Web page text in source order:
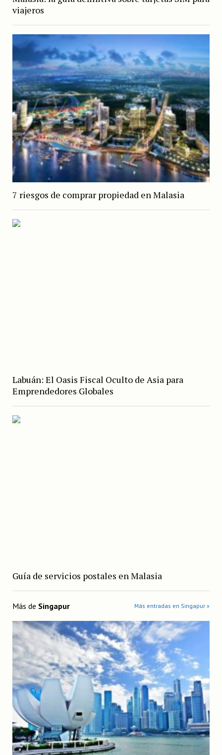
viajeros
7 riesgos de comprar propiedad en Malasia
Labuán: El Oasis Fiscal Oculto de Asia para
Emprendedores Globales
Guía de servicios postales en Malasia
Más de Singapur Más entradas en Singapur »